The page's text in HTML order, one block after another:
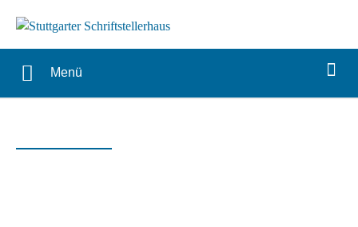
Menü